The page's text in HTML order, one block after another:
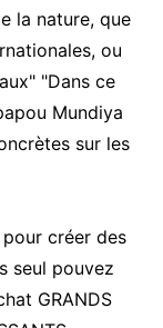
la nature, que
ou
"Dans ce
Mundiya
sur les
créer des
seul pouvez
GRANDS